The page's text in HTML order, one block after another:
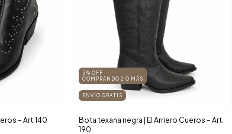
– Art.140
5% OFF
COMPRANDO 2 O MÁS
ENVÍO GRATIS
Bota texana negra | El Arriero Cueros – Art.
190